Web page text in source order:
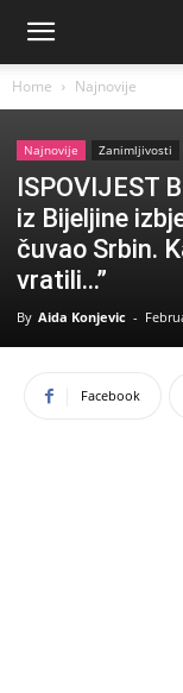
Home Najnovije
Najnovije Zanimljivosti
ISPOVIJEST
iz Bijeljine
čuvao Srbin.
vratili…”
By Aida Konjevic -
Facebook